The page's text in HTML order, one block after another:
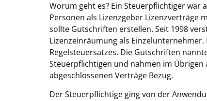
Worum geht es? Ein Steuerpflichtiger war
Personen als Lizenzgeber Lizenzverträge
sollte Gutschriften erstellen. Seit 1998
Lizenzeinräumung als
Regelsteuersatzes. Die Gutschriften
Steuerpflichtigen und nahmen im Übrigen
abgeschlossenen Verträge Bezug.
Der Steuerpflichtige ging von der